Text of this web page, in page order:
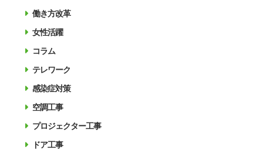
働き方改革
女性活躍
コラム
テレワーク
感染症対策
空調工事
プロジェクター工事
ドア工事